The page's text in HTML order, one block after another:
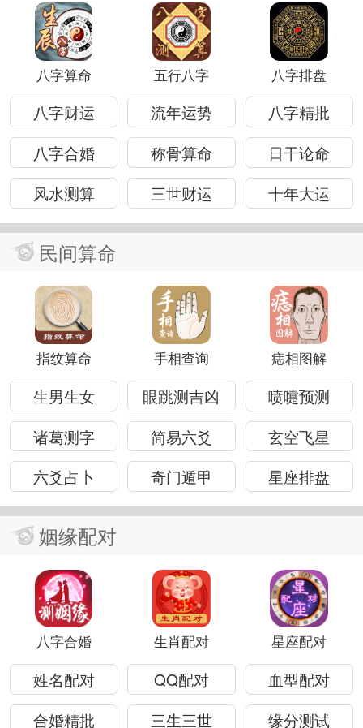
八字算命 五行八字 八字排盘
八字财运 流年运势
八字精批
八字合婚
称骨算命
日干论命
风水测算
三世财运 十年大运
民间算命
指纹算命 手相查询 痣相图解
生男生女 眼跳测吉凶
喷嚏预测
诸葛测字
简易六爻
玄空飞星
六爻占卜
奇门遁甲 星座排盘
姻缘配对
八字合婚 生肖配对 星座配对
姓名配对 QQ配对
血型配对
合婚精批
三生三世 缘分测试